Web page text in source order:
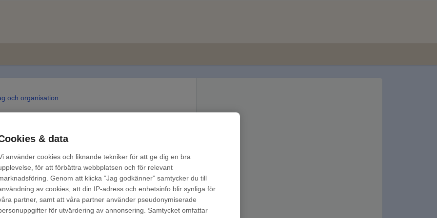
och organisation
i denna tjänst,läs mer här
men avtals- och kundspecifika anpassningar och
etiketter eller egna etiketter.
& data
använder cookies och liknande tekniker för att ge dig en bra
för att förbättra webbplatsen och för relevant
Genom att klicka ”Jag godkänner” samtycker du till
av cookies, att din IP-adress och enhetsinfo blir synliga för
partner, samt att våra partner använder pseudonymiserade
för utvärdering av annonsering. Samtycket omfattar